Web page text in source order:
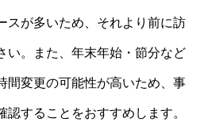
スが多いため、それより前に訪
い。また、年末年始・節分など
間変更の可能性が高いため、事
することをおすすめします。